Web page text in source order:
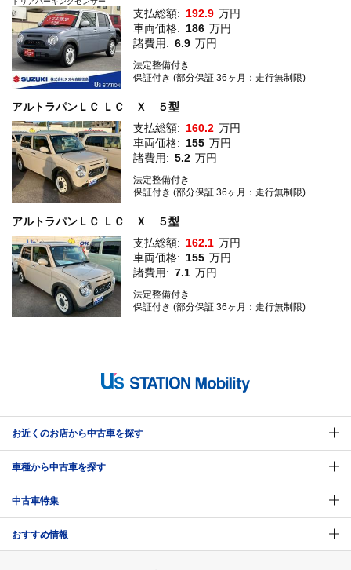
支払総額: 192.9 万円
車両価格: 186 万円
諸費用: 6.9 万円
法定整備付き
保証付き (部分保証 36ヶ月：走行無制限)
アルトラパンＬＣ ＬＣ Ｘ ５型
支払総額: 160.2 万円
車両価格: 155 万円
諸費用: 5.2 万円
法定整備付き
保証付き (部分保証 36ヶ月：走行無制限)
アルトラパンＬＣ ＬＣ Ｘ ５型
支払総額: 162.1 万円
車両価格: 155 万円
諸費用: 7.1 万円
法定整備付き
保証付き (部分保証 36ヶ月：走行無制限)
お近くのお店から中古車を探す
車種から中古車を探す
中古車特集
おすすめ情報